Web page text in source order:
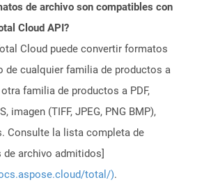
de archivo son compatibles con
Cloud API?
Cloud puede convertir formatos
de cualquier familia de productos a
familia de productos a PDF,
imagen (TIFF, JPEG, PNG BMP),
Consulte la lista completa de
de archivo admitidos]
total/).